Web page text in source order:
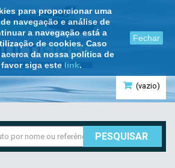
para proporcionar uma
navegação e análise de
a navegação está a
de cookies. Caso
da nossa política de
siga este link.
Fechar
(vazio)
PESQUISAR